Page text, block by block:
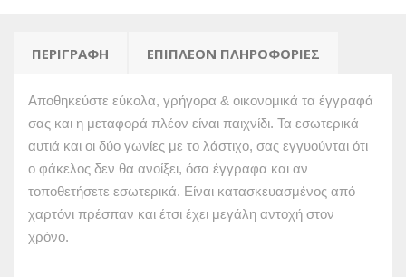
ΠΕΡΙΓΡΑΦΉ ΕΠΙΠΛΈΟΝ ΠΛΗΡΟΦΟΡΊΕΣ
Αποθηκεύστε εύκολα, γρήγορα & οικονομικά τα έγγραφά
σας και η μεταφορά πλέον είναι παιχνίδι. Τα εσωτερικά
αυτιά και οι δύο γωνίες με το λάστιχο, σας εγγυούνται ότι
ο φάκελος δεν θα ανοίξει, όσα έγγραφα και αν
τοποθετήσετε εσωτερικά. Είναι κατασκευασμένος από
χαρτόνι πρέσπαν και έτσι έχει μεγάλη αντοχή στον
χρόνο.